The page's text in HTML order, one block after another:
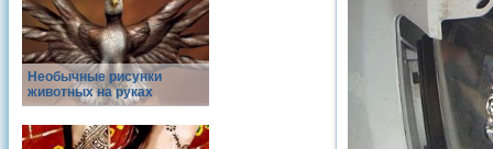
Необычные рисунки
животных на руках